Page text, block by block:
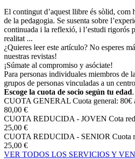
El contingut d’aquest llibre és sòlid, com
de la pedagogia. Se susenta sobre
continuada i la reflexió, i l’estudi rigorós
realitat ...
¿Quieres leer este artículo? No esperes
nuestras revistas!
¡Súmate al compromiso y asóciate!
Para personas individuales miembros de
grupos de personas vinculadas a un
Escoge la cuota de socio según tu edad.
CUOTA GENERAL Cuota general: 80€
80,00 €
CUOTA REDUCIDA - JOVEN Cota
25,00 €
CUOTA REDUCIDA - SENIOR Cuota
25,00 €
VER TODOS LOS SERVICIOS Y